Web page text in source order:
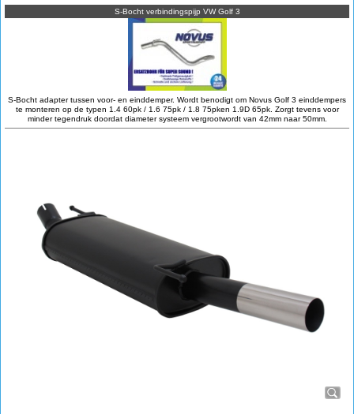
S-Bocht verbindingspijp VW Golf 3
S-Bocht adapter tussen voor- en einddemper. Wordt benodigt om Novus Golf 3 einddempers
te monteren op de typen 1.4 60pk / 1.6 75pk / 1.8 75pken 1.9D 65pk. Zorgt tevens voor
minder tegendruk doordat diameter systeem vergrootwordt van 42mm naar 50mm.